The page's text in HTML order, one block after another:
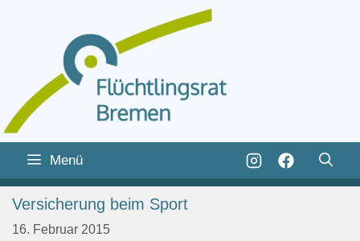
Zum
Inhalt
springen
springen
Menü
Versicherung beim Sport
16. Februar 2015